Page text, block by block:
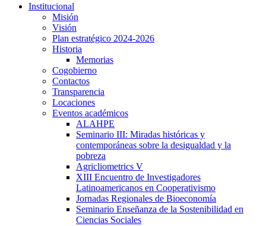
Institucional
Misión
Visión
Plan estratégico 2024-2026
Historia
Memorias
Cogobierno
Contactos
Transparencia
Locaciones
Eventos académicos
ALAHPE
Seminario III: Miradas históricas y
contemporáneas sobre la desigualdad y la
pobreza
Agricliometrics V
XIII Encuentro de Investigadores
Latinoamericanos en Cooperativismo
Jornadas Regionales de Bioeconomía
Seminario Enseñanza de la Sostenibilidad en
Ciencias Sociales